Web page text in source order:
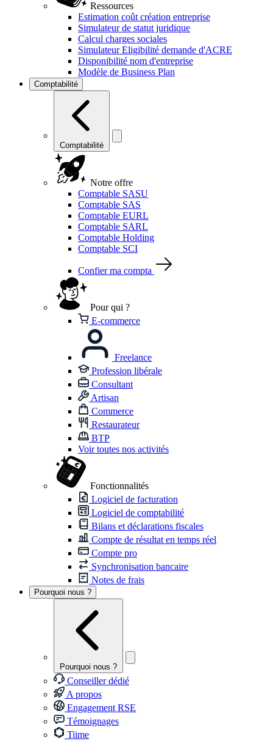
Ressources
Estimation coût création entreprise
Simulateur de statut juridique
Calcul charges sociales
Simulateur Eligibilité demande d'ACRE
Disponibilité nom d'entreprise
Modèle de Business Plan
Comptabilité
Comptabilité
Notre offre
Comptable SASU
Comptable SAS
Comptable EURL
Comptable SARL
Comptable Holding
Comptable SCI
Confier ma compta
Pour qui ?
E-commerce
Freelance
Profession libérale
Consultant
Artisan
Commerce
Restaurateur
BTP
Voir toutes nos activités
Fonctionnalités
Logiciel de facturation
Logiciel de comptabilité
Bilans et déclarations fiscales
Compte de résultat en temps réel
Compte pro
Synchronisation bancaire
Notes de frais
Pourquoi nous ?
Pourquoi nous ?
Conseiller dédié
A propos
Engagement RSE
Témoignages
Tiime